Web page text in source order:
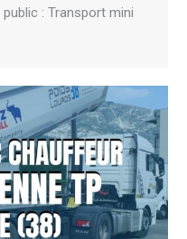
: Transport mini